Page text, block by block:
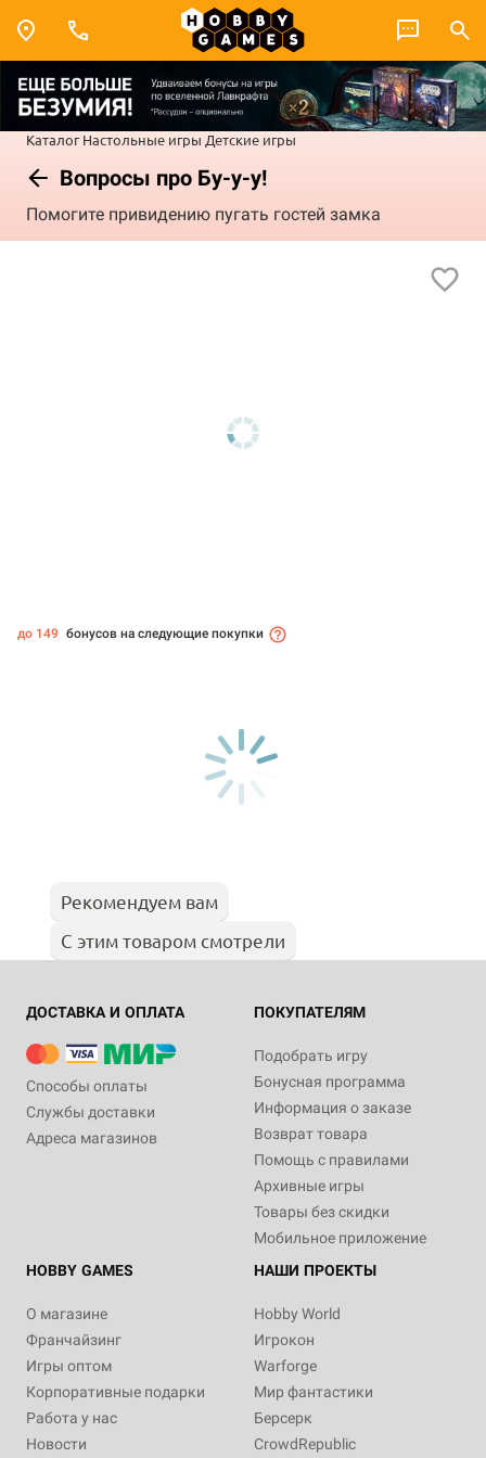
Каталог Настольные игры Детские игры
Вопросы про Бу-у-у!
Помогите привидению пугать гостей замка
до 149 бонусов на следующие покупки
Рекомендуем вам
С этим товаром смотрели
ДОСТАВКА И ОПЛАТА
Способы оплаты
Службы доставки
Адреса магазинов
ПОКУПАТЕЛЯМ
Подобрать игру
Бонусная программа
Информация о заказе
Возврат товара
Помощь с правилами
Архивные игры
Товары без скидки
Мобильное приложение
HOBBY GAMES
О магазине
Франчайзинг
Игры оптом
Корпоративные подарки
Работа у нас
Новости
НАШИ ПРОЕКТЫ
Hobby World
Игрокон
Warforge
Мир фантастики
Берсерк
CrowdRepublic